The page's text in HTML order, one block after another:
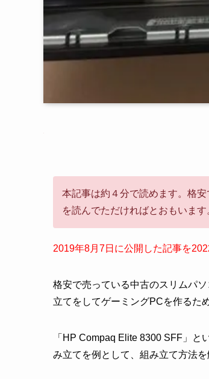
本記事は約４分で読めます。格
を読んでただければとおもいます
2019年8月7日に公開した記事を
格安で売っている中古のスリムパ
立てをしてゲーミングPCを作るた
「HP Compaq Elite 8300 SFF」
み立てを例として、組み立て方法を